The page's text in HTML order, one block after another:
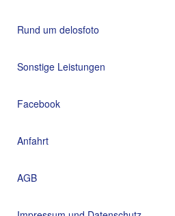
Rund um delosfoto
Sonstige Leistungen
Facebook
Anfahrt
AGB